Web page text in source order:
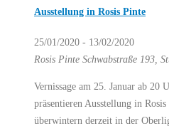
Ausstellung in Rosis Pinte
25/01/2020 - 13/02/2020
Rosis Pinte Schwabstraße 193,
Vernissage am 25. Januar ab 20
präsentieren Ausstellung in
überwintern derzeit in der